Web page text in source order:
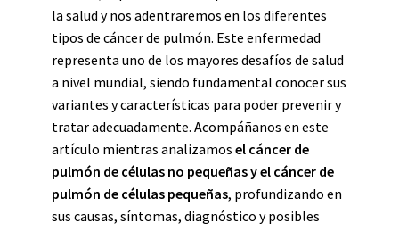
la salud y nos adentraremos en los diferentes
tipos de cáncer de pulmón. Este enfermedad
representa uno de los mayores desafíos de salud
a nivel mundial, siendo fundamental conocer sus
variantes y características para poder prevenir y
tratar adecuadamente. Acompáñanos en este
artículo mientras analizamos el cáncer de
pulmón de células no pequeñas y el cáncer de
pulmón de células pequeñas, profundizando en
sus causas, síntomas, diagnóstico y posibles